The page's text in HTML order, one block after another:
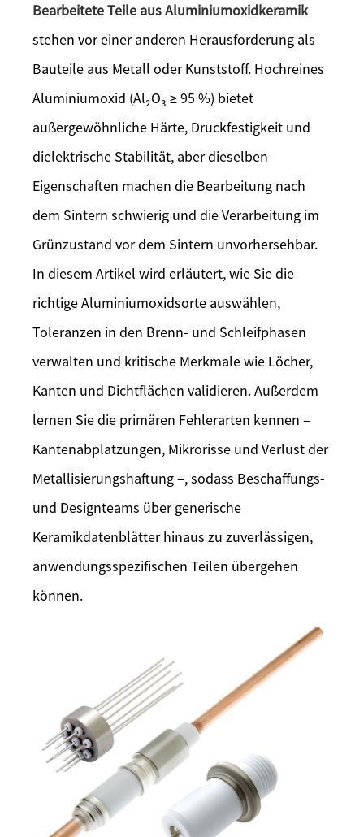
Bearbeitete Teile aus Aluminiumoxidkeramik
stehen vor einer anderen Herausforderung als
Bauteile aus Metall oder Kunststoff. Hochreines
Aluminiumoxid (Al₂O₃ ≥ 95 %) bietet
außergewöhnliche Härte, Druckfestigkeit und
dielektrische Stabilität, aber dieselben
Eigenschaften machen die Bearbeitung nach
dem Sintern schwierig und die Verarbeitung im
Grünzustand vor dem Sintern unvorhersehbar.
In diesem Artikel wird erläutert, wie Sie die
richtige Aluminiumoxidsorte auswählen,
Toleranzen in den Brenn- und Schleifphasen
verwalten und kritische Merkmale wie Löcher,
Kanten und Dichtflächen validieren. Außerdem
lernen Sie die primären Fehlerarten kennen –
Kantenabplatzungen, Mikrorisse und Verlust der
Metallisierungshaftung –, sodass Beschaffungs-
und Designteams über generische
Keramikdatenblätter hinaus zu zuverlässigen,
anwendungsspezifischen Teilen übergehen
können.